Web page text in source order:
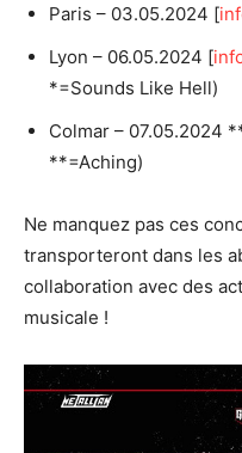
Paris – 03.05.2024 [
Lyon – 06.05.2024 [
*=Sounds Like Hell)
Colmar – 07.05.2024
**=Aching)
Ne manquez pas ces
transporteront dans les
collaboration avec des
musicale !